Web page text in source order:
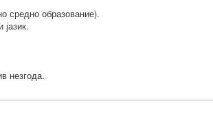
средно образование).
незгода.